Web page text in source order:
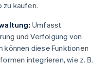
zu kaufen.
Umfasst
und Verfolgung von
können diese Funktionen
integrieren, wie z. B.